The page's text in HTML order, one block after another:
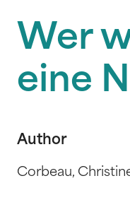
Wer
eine
Author
Corbeau,